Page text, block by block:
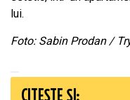
lui.
Foto: Sabin Prodan /
CITEȘTE ȘI: